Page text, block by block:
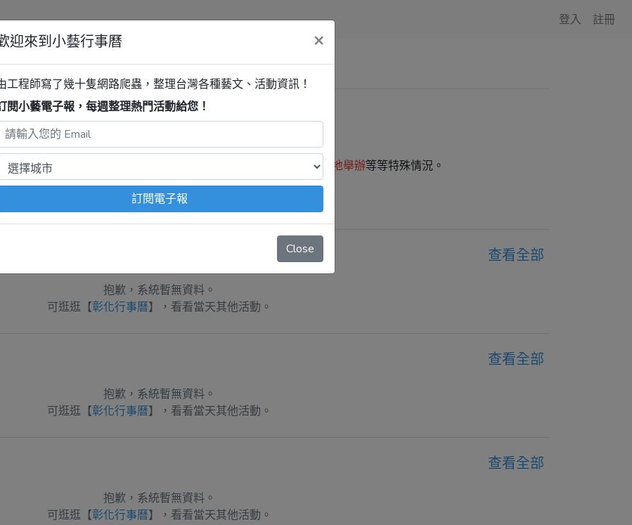
登入 註冊
佛區 最新活動
自動抓取，沒有算到 移師外地舉辦等等特殊情況。
查看全部
抱歉，系統暫無資料。
可逛逛【彰化行事曆】，看看當天其他活動。
查看全部
抱歉，系統暫無資料。
可逛逛【彰化行事曆】，看看當天其他活動。
查看全部
抱歉，系統暫無資料。
可逛逛【彰化行事曆】，看看當天其他活動。
迎來到小藝行事曆 ×
工程師寫了幾十隻網路爬蟲，整理台灣各種藝文、活動資訊！
閱小藝電子報，每週整理熱門活動給您！
訂閱電子報
Close